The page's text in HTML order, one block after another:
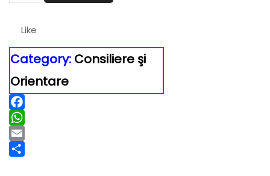
prieten
Like
Category: Consiliere şi
Orientare
Facebook
WhatsApp
Email